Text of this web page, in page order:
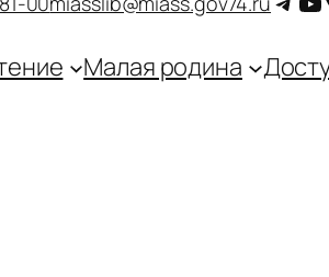
Малая родина